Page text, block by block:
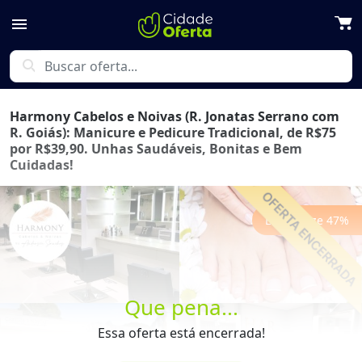
menu
search
Que pena...
Essa oferta está encerrada!
Harmony Cabelos e Noivas (R. Jonatas Serrano com
R. Goiás): Manicure e Pedicure Tradicional, de R$75
por R$39,90. Unhas Saudáveis, Bonitas e Bem
Cuidadas!
Economize 47%